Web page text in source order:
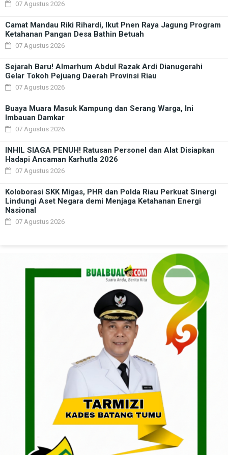
07 Agustus 2026
Camat Mandau Riki Rihardi, Ikut Pnen Raya Jagung Program
Ketahanan Pangan Desa Bathin Betuah
07 Agustus 2026
Sejarah Baru! Almarhum Abdul Razak Ardi Dianugerahi
Gelar Tokoh Pejuang Daerah Provinsi Riau
07 Agustus 2026
Buaya Muara Masuk Kampung dan Serang Warga, Ini
Imbauan Damkar
07 Agustus 2026
INHIL SIAGA PENUH! Ratusan Personel dan Alat Disiapkan
Hadapi Ancaman Karhutla 2026
07 Agustus 2026
Koloborasi SKK Migas, PHR dan Polda Riau Perkuat Sinergi
Lindungi Aset Negara demi Menjaga Ketahanan Energi
Nasional
07 Agustus 2026